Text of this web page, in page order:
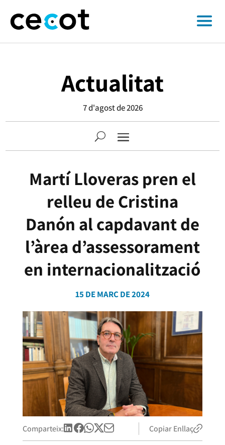
Actualitat
7 d'agost de 2026
Martí Lloveras pren el
relleu de Cristina
Danón al capdavant de
l’àrea d’assessorament
en internacionalització
15 DE MARÇ DE 2024
Comparteix: Copiar Enllaç